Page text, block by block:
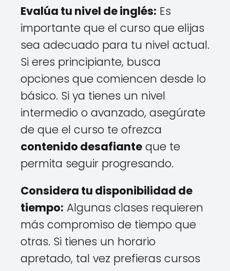
Evalúa tu nivel de inglés: Es
importante que el curso que elijas
sea adecuado para tu nivel actual.
Si eres principiante, busca
opciones que comiencen desde lo
básico. Si ya tienes un nivel
intermedio o avanzado, asegúrate
de que el curso te ofrezca
contenido desafiante que te
permita seguir progresando.
Considera tu disponibilidad de
tiempo: Algunas clases requieren
más compromiso de tiempo que
otras. Si tienes un horario
apretado, tal vez prefieras cursos